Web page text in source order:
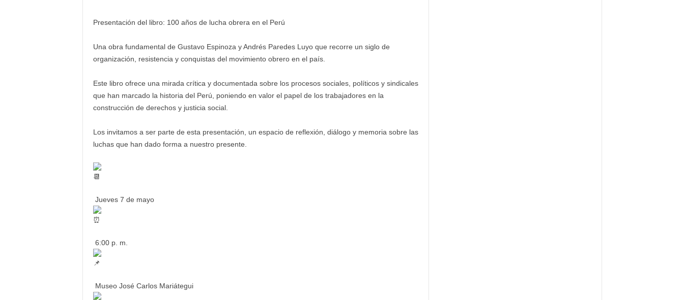
Presentación del libro: 100 años de lucha obrera en el Perú
Una obra fundamental de Gustavo Espinoza y Andrés Paredes Luyo que recorre un siglo de
organización, resistencia y conquistas del movimiento obrero en el país.
Este libro ofrece una mirada crítica y documentada sobre los procesos sociales, políticos y sindicales
que han marcado la historia del Perú, poniendo en valor el papel de los trabajadores en la
construcción de derechos y justicia social.
Los invitamos a ser parte de esta presentación, un espacio de reflexión, diálogo y memoria sobre las
luchas que han dado forma a nuestro presente.
Jueves 7 de mayo
6:00 p. m.
Museo José Carlos Mariátegui